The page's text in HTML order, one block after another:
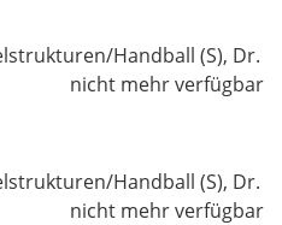
Handball (S), Dr.
nicht mehr verfügbar
Handball (S), Dr.
nicht mehr verfügbar